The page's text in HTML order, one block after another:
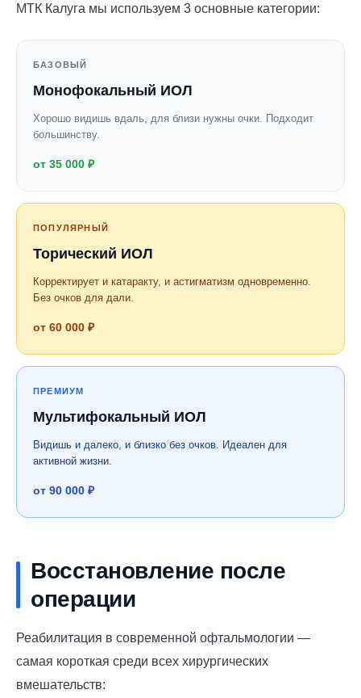
МТК Калуга мы используем 3 основные категории:
БАЗОВЫЙ
Монофокальный ИОЛ
Хорошо видишь вдаль, для близи нужны очки. Подходит
большинству.
от 35 000 ₽
ПОПУЛЯРНЫЙ
Торический ИОЛ
Корректирует и катаракту, и астигматизм одновременно.
Без очков для дали.
от 60 000 ₽
ПРЕМИУМ
Мультифокальный ИОЛ
Видишь и далеко, и близко без очков. Идеален для
активной жизни.
от 90 000 ₽
Восстановление после
операции
Реабилитация в современной офтальмологии —
самая короткая среди всех хирургических
вмешательств: